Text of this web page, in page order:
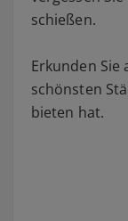
schießen.
Erkunden Sie
schönsten
bieten hat.